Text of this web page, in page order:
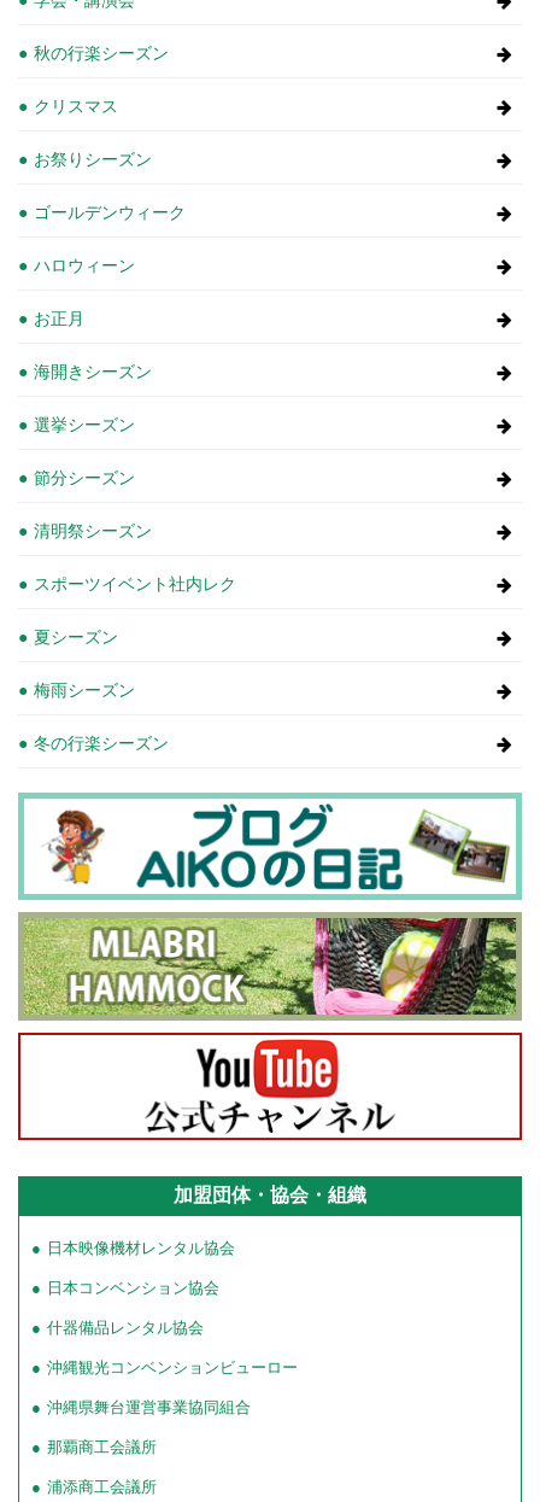
秋の行楽シーズン
クリスマス
お祭りシーズン
ゴールデンウィーク
ハロウィーン
お正月
海開きシーズン
選挙シーズン
節分シーズン
清明祭シーズン
スポーツイベント社内レク
夏シーズン
梅雨シーズン
冬の行楽シーズン
加盟団体・協会・組織
日本映像機材レンタル協会
日本コンベンション協会
什器備品レンタル協会
沖縄観光コンベンションビューロー
沖縄県舞台運営事業協同組合
那覇商工会議所
浦添商工会議所